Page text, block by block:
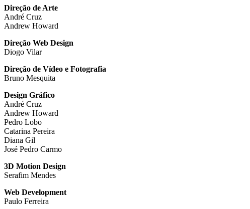
Direção de Arte
André Cruz
Andrew Howard
Direção Web Design
Diogo Vilar
Direção de Vídeo e Fotografia
Bruno Mesquita
Design Gráfico
André Cruz
Andrew Howard
Pedro Lobo
Catarina Pereira
Diana Gil
José Pedro Carmo
3D Motion Design
Serafim Mendes
Web Development
Paulo Ferreira